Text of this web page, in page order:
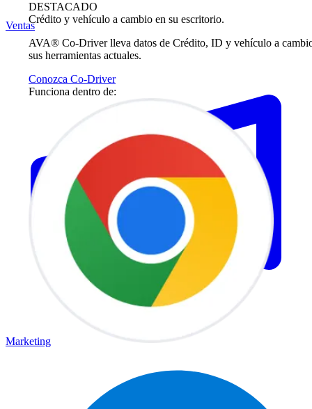
DESTACADO
Crédito y vehículo a cambio en su escritorio.
AVA® Co-Driver lleva datos de Crédito, ID y vehículo a
sus herramientas actuales.
Conozca Co-Driver
Funciona dentro de:
Ventas
Marketing